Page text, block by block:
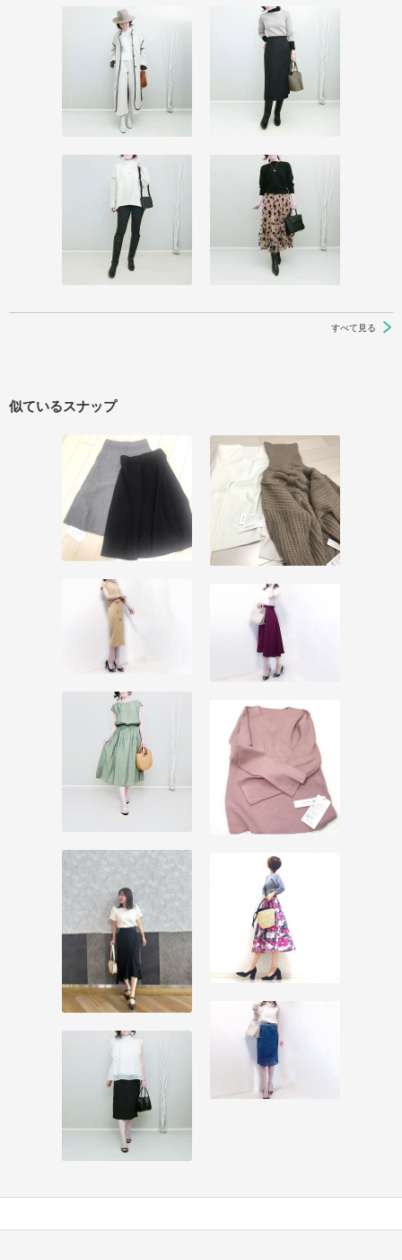
すべて見る
似ているスナップ